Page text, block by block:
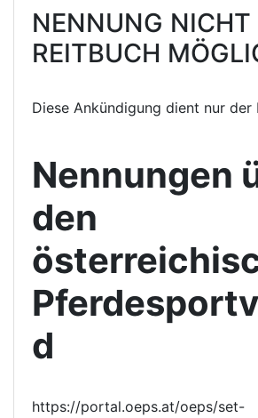
NENNUNG NICHT
REITBUCH
Diese Ankündigung dient nur der
Nennungen
den
d
https://portal.oeps.at/oeps/set-